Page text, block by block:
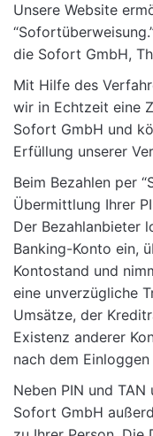
Unsere Website
die Sofort GmbH,
Mit Hilfe des
wir in Echtzeit eine
Sofort GmbH und
Erfüllung unserer
Beim Bezahlen per
Übermittlung Ihrer
Der Bezahlanbieter
Banking-Konto ein,
Kontostand und
eine unverzügliche
Umsätze, der
Existenz anderer
nach dem
Neben PIN und
Sofort GmbH